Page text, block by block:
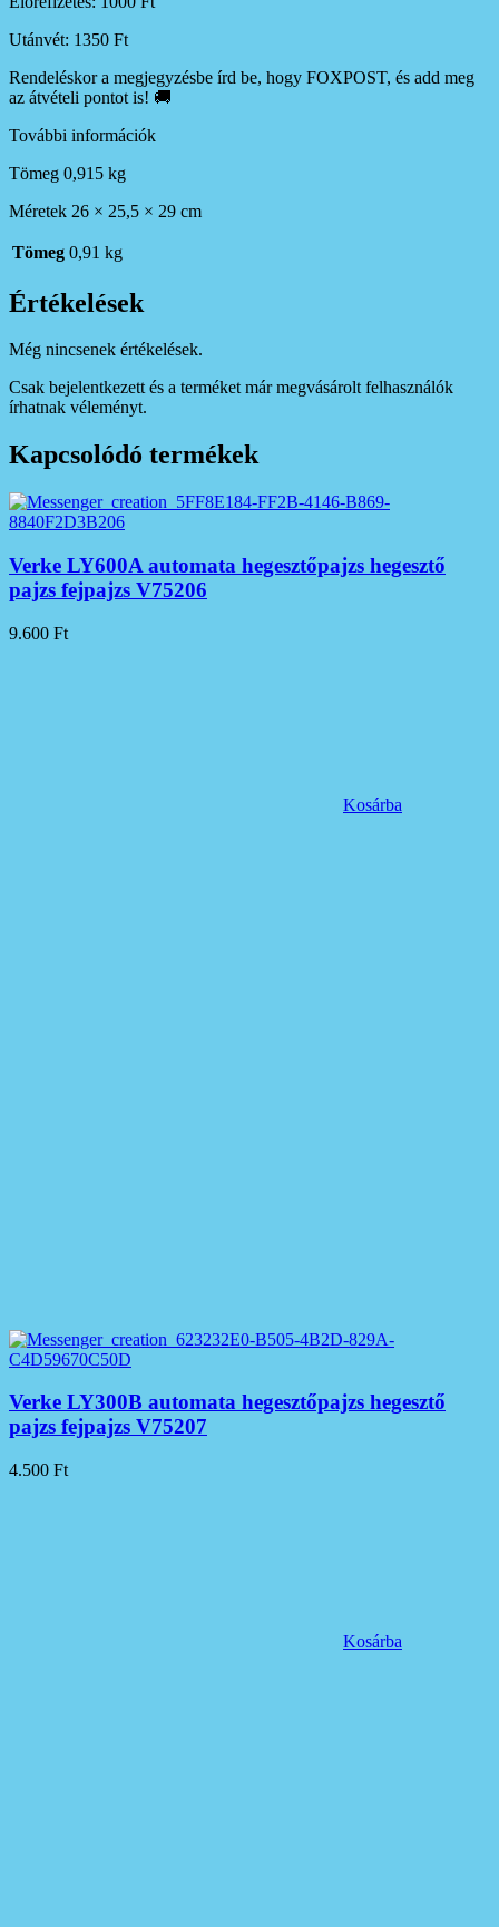
Utánvét: 1350 Ft
Rendeléskor a megjegyzésbe írd be, hogy FOXPOST, és add meg
az átvételi pontot is! 🚚
További információk
Tömeg 0,915 kg
Méretek 26 × 25,5 × 29 cm
Tömeg 0,91 kg
Értékelések
Még nincsenek értékelések.
Csak bejelentkezett és a terméket már megvásárolt felhasználók
írhatnak véleményt.
Kapcsolódó termékek
Verke LY600A automata hegesztőpajzs hegesztő
pajzs fejpajzs V75206
9.600 Ft
Kosárba
Verke LY300B automata hegesztőpajzs hegesztő
pajzs fejpajzs V75207
4.500 Ft
Kosárba